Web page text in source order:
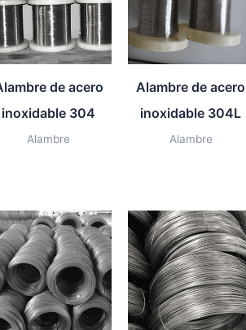
de acero
inoxidable 304
Alambre
Alambre de acero
inoxidable 304L
Alambre